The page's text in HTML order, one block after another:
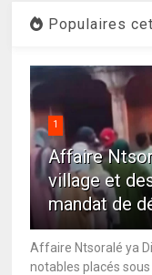
Populaires
1
Affaire
village et
mandat de
Affaire Ntsoralé ya
notables placés